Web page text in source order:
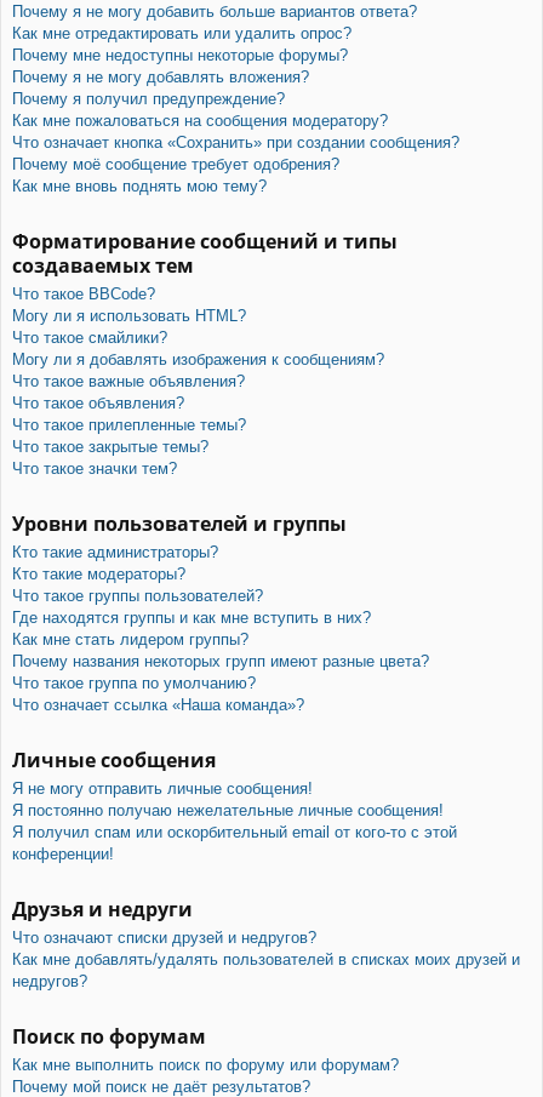
Почему я не могу добавить больше вариантов ответа?
Как мне отредактировать или удалить опрос?
Почему мне недоступны некоторые форумы?
Почему я не могу добавлять вложения?
Почему я получил предупреждение?
Как мне пожаловаться на сообщения модератору?
Что означает кнопка «Сохранить» при создании сообщения?
Почему моё сообщение требует одобрения?
Как мне вновь поднять мою тему?
Форматирование сообщений и типы
создаваемых тем
Что такое BBCode?
Могу ли я использовать HTML?
Что такое смайлики?
Могу ли я добавлять изображения к сообщениям?
Что такое важные объявления?
Что такое объявления?
Что такое прилепленные темы?
Что такое закрытые темы?
Что такое значки тем?
Уровни пользователей и группы
Кто такие администраторы?
Кто такие модераторы?
Что такое группы пользователей?
Где находятся группы и как мне вступить в них?
Как мне стать лидером группы?
Почему названия некоторых групп имеют разные цвета?
Что такое группа по умолчанию?
Что означает ссылка «Наша команда»?
Личные сообщения
Я не могу отправить личные сообщения!
Я постоянно получаю нежелательные личные сообщения!
Я получил спам или оскорбительный email от кого-то с этой
конференции!
Друзья и недруги
Что означают списки друзей и недругов?
Как мне добавлять/удалять пользователей в списках моих друзей и
недругов?
Поиск по форумам
Как мне выполнить поиск по форуму или форумам?
Почему мой поиск не даёт результатов?